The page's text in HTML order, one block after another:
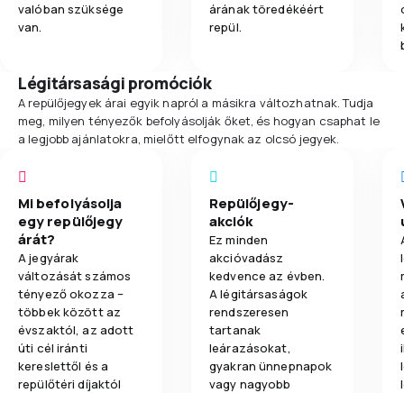
valóban szüksége
van.
árának töredékéért
repül.
Légitársasági promóciók
A repülőjegyek árai egyik napról a másikra változhatnak. Tudja
meg, milyen tényezők befolyásolják őket, és hogyan csaphat le
a legjobb ajánlatokra, mielőtt elfogynak az olcsó jegyek.
Mi befolyásolja
egy repülőjegy
árát?
A jegyárak
változását számos
tényező okozza –
többek között az
évszaktól, az adott
úti cél iránti
kereslettől és a
repülőtéri díjaktól
Repülőjegy-
akciók
Ez minden
akcióvadász
kedvence az évben.
A légitársaságok
rendszeresen
tartanak
leárazásokat,
gyakran ünnepnapok
vagy nagyobb